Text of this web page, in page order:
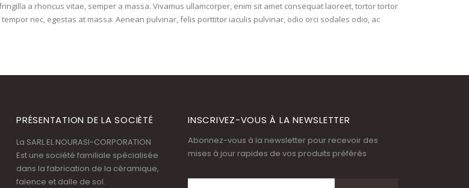
a rhoncus vitae, semper a massa. Vivamus ullamcorper, enim sit amet consequat laoreet, tortor tortor
nec, egestas at massa. Aenean pulvinar, felis porttitor iaculis pulvinar, odio orci sodales odio, ac
PRÉSENTATION DE LA SOCIÈTÉ
La SARL EL NOURASI-CORPORATION
Est une société familiale spécialisée
dans la fabrication de la céramique,
faïence et dalle de sol.
INSCRIVEZ-VOUS À LA NEWSLETTER
Abonnez-vous à la newsletter pour recevoir des
mises à jour rapides de vos produits préférés